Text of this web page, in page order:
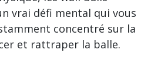
vrai défi mental qui vous
concentré sur la
et rattraper la balle.